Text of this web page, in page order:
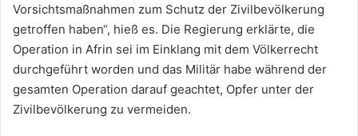
Vorsichtsmaßnahmen zum Schutz der Zivilbevölkerung
getroffen haben“, hieß es. Die Regierung erklärte, die
Operation in Afrin sei im Einklang mit dem Völkerrecht
durchgeführt worden und das Militär habe während der
gesamten Operation darauf geachtet, Opfer unter der
Zivilbevölkerung zu vermeiden.